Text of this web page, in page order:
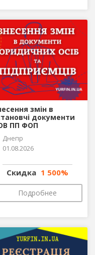
змін в
документи
ПП ФОП
Днепр
01.08.2026
Скидка 1 500%
Подробнее